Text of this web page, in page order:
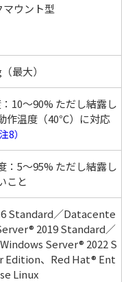
ウント型
最大）
10～90% ただし結露し
作温度（40℃）に対応
注8）
5～95% ただし結露し
こと
Standard／Datacente
2019 Standard／
Server® 2022 S
、Red Hat® Ent
Linux